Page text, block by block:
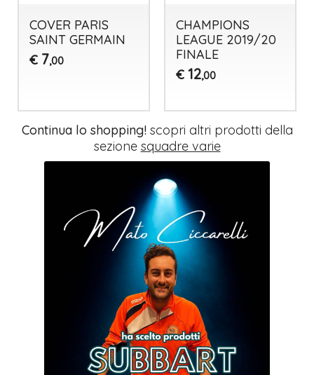
COVER PARIS
SAINT GERMAIN
€ 7,00
CHAMPIONS
LEAGUE 2019/20
FINALE
€ 12,00
Continua lo shopping!scopri altri prodotti della
sezione squadre varie